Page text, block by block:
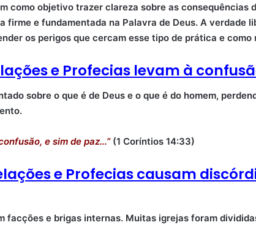
como objetivo trazer clareza sobre as consequências
firme e fundamentada na Palavra de Deus. A verdade
os perigos que cercam esse tipo de prática e como
e Profecias levam à
sobre o que é de Deus e o que é do homem,
e sim de paz…”(1 Coríntios 14:33)
e Profecias causam
facções e brigas internas. Muitas igrejas foram